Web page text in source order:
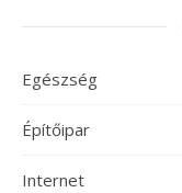
Egészség
Építőipar
Internet